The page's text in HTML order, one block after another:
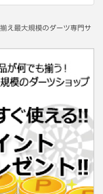
え最大規模のダーツ専門サ